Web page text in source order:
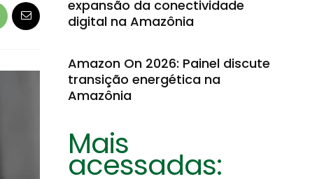
expansão da conectividade
digital na Amazônia
Amazon On 2026: Painel discute
transição energética na
Amazônia
Mais
acessadas: